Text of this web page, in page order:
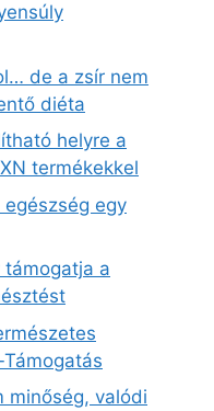
de a zsír nem
diéta
helyre a
termékekkel
egy
támogatja a
minőség, valódi